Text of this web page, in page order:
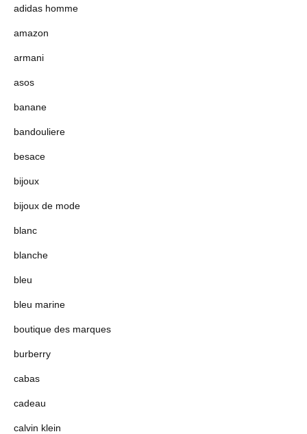
adidas homme
amazon
armani
asos
banane
bandouliere
besace
bijoux
bijoux de mode
blanc
blanche
bleu
bleu marine
boutique des marques
burberry
cabas
cadeau
calvin klein